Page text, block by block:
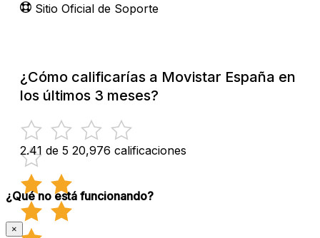
Sitio Oficial de Soporte
¿Cómo calificarías a Movistar España en
los últimos 3 meses?
2.41 de 5 20,976 calificaciones
¿Qué no está funcionando?
×